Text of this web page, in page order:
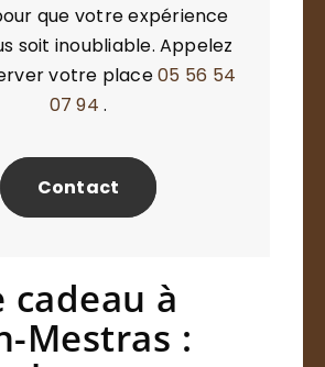
que votre expérience
soit inoubliable. Appelez
votre place05 56 54
07 94 .
Contact
cadeau à
Mestras :